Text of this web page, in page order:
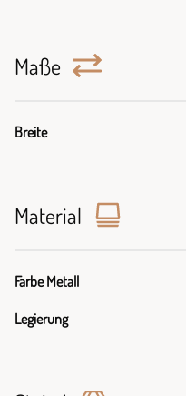
Maße
Breite
Material
Farbe Metall
Legierung